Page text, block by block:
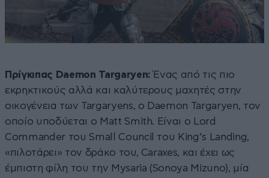
Πρίγκιπας Daemon Targaryen:Ένας από τις πιο
εκρηκτικούς αλλά και καλύτερους μαχητές στην
οικογένεια των Targaryens, ο Daemon Targaryen, τον
οποίο υποδύεται ο Matt Smith. Είναι ο Lord
Commander του Small Council του King’s Landing,
«πιλοτάρει» τον δράκο του, Caraxes, και έχει ως
έμπιστη φίλη του την Mysaria (Sonoya Mizuno), μία